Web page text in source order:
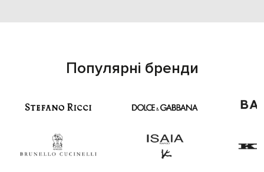
Популярні бренди